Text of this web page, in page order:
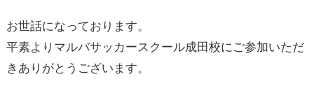
入会金無料
キャンペーン
実施中
無料体験スクール
随 時 付 中
少年団やチームを続けながら通えます！
お世話になっております。
平素よりマルバサッカースクール成田校にご参加いただ
きありがとうございます。